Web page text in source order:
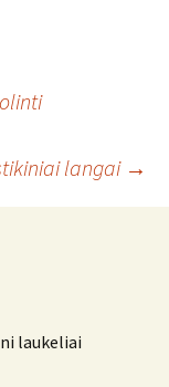
langai →
laukeliai